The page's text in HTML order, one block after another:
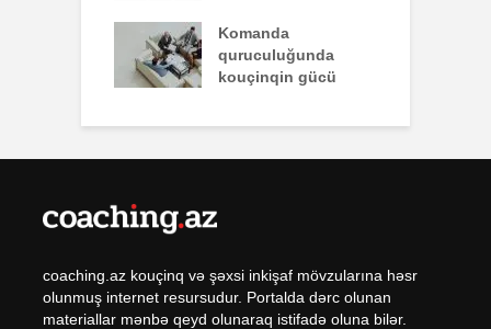
Komanda
quruculuğunda
kouçinqin gücü
coaching.az kouçinq və şəxsi inkişaf mövzularına həsr
olunmuş internet resursudur. Portalda dərc olunan
materiallar mənbə qeyd olunaraq istifadə oluna bilər.